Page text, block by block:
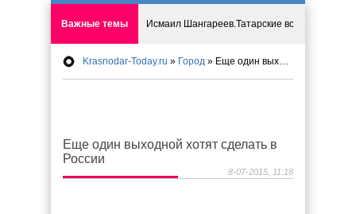
Важные темы Исмаил Шангареев.Татарские встречи на
Программа «Мир без слёз» впервые в Анапе:
Исмагил Шангареев. В поисках внутренней
Krasnodar-Today.ru » Город » Еще один выходной хотят сделать в России
Еще один выходной хотят сделать в
России
8-07-2015, 11:18